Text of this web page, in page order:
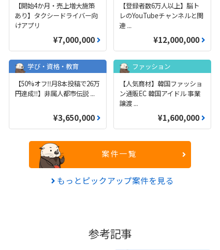
【開始4か月・売上増大施策
あり】タクシードライバー向
けアプリ
¥7,000,000
【登録者数6万人以上】脳ト
レのYouTubeチャンネルと関
連 ...
¥12,000,000
学び・資格・教育
【50%オフ‼️月8本投稿で26万
円達成‼️】非属人都市伝説 ...
¥3,650,000
ファッション
【人気商材】韓国ファッショ
ン通販EC 韓国アイドル 事業
譲渡 ...
¥1,600,000
案件一覧
もっとピックアップ案件を見る
参考記事